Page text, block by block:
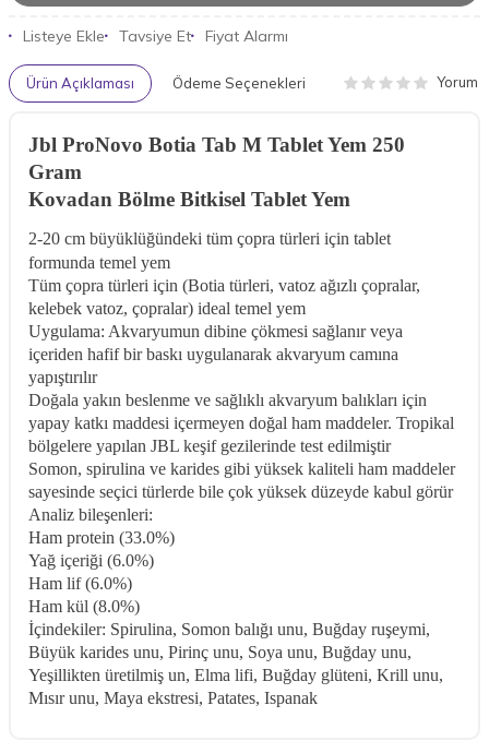
Listeye Ekle Tavsiye Et Fiyat Alarmı
Ürün Açıklaması Ödeme Seçenekleri Yorum
Jbl ProNovo Botia Tab M Tablet Yem 250
Gram
Kovadan Bölme Bitkisel Tablet Yem
2-20 cm büyüklüğündeki tüm çopra türleri için tablet
formunda temel yem
Tüm çopra türleri için (Botia türleri, vatoz ağızlı çopralar,
kelebek vatoz, çopralar) ideal temel yem
Uygulama: Akvaryumun dibine çökmesi sağlanır veya
içeriden hafif bir baskı uygulanarak akvaryum camına
yapıştırılır
Doğala yakın beslenme ve sağlıklı akvaryum balıkları için
yapay katkı maddesi içermeyen doğal ham maddeler. Tropikal
bölgelere yapılan JBL keşif gezilerinde test edilmiştir
Somon, spirulina ve karides gibi yüksek kaliteli ham maddeler
sayesinde seçici türlerde bile çok yüksek düzeyde kabul görür
Analiz bileşenleri:
Ham protein (33.0%)
Yağ içeriği (6.0%)
Ham lif (6.0%)
Ham kül (8.0%)
İçindekiler: Spirulina, Somon balığı unu, Buğday ruşeymi,
Büyük karides unu, Pirinç unu, Soya unu, Buğday unu,
Yeşillikten üretilmiş un, Elma lifi, Buğday glüteni, Krill unu,
Mısır unu, Maya ekstresi, Patates, Ispanak